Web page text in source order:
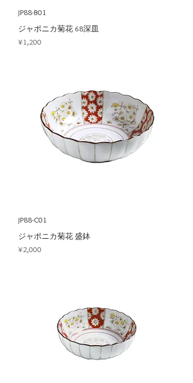
JP88-B01
ジャポニカ菊花 68深皿
Price
¥1,200
JP88-C01
ジャポニカ菊花 盛鉢
Price
¥2,000